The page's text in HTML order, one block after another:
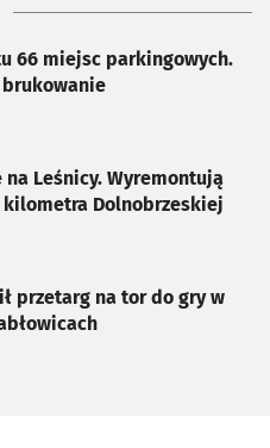
66 miejsc parkingowych.
brukowanie
Leśnicy. Wyremontują
kilometra Dolnobrzeskiej
przetarg na tor do gry w